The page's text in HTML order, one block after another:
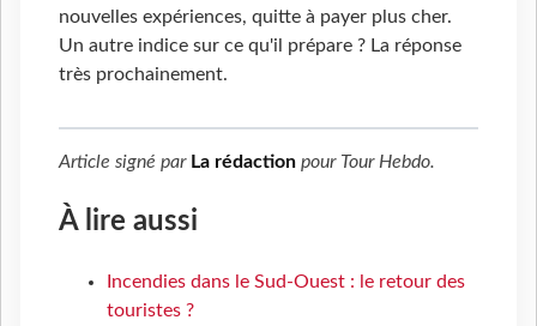
nouvelles expériences, quitte à payer plus cher.
Un autre indice sur ce qu'il prépare ? La réponse
très prochainement.
Article signé par La rédaction pour Tour Hebdo.
À lire aussi
Incendies dans le Sud-Ouest : le retour des
touristes ?